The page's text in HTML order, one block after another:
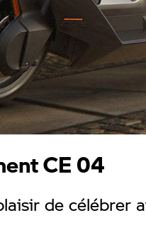
CE 04
de célébrer